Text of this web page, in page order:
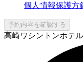
個人情報保護方
予約内容を確認する
高崎ワシントンホテ